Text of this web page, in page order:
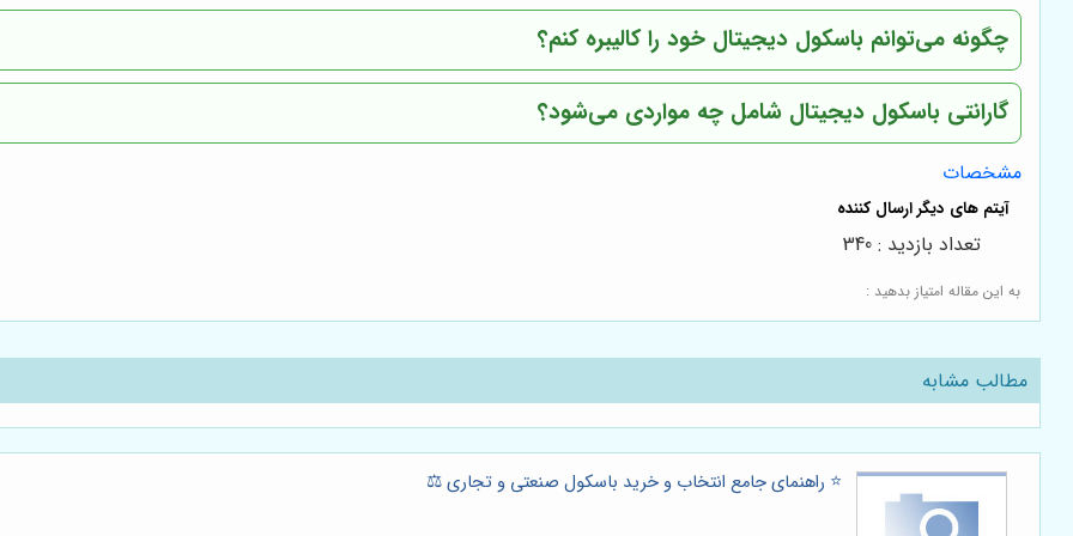
چگونه می‌توانم باسکول دیجیتال خود را کالیبره کنم؟
گارانتی باسکول دیجیتال شامل چه مواردی می‌شود؟
مشخصات
به این مقاله امتیاز بدهید :
تعداد بازدید : 340
مطالب مشابه
⭐️ راهنمای جامع انتخاب و خرید باسکول صنعتی و تجاری ⚖️